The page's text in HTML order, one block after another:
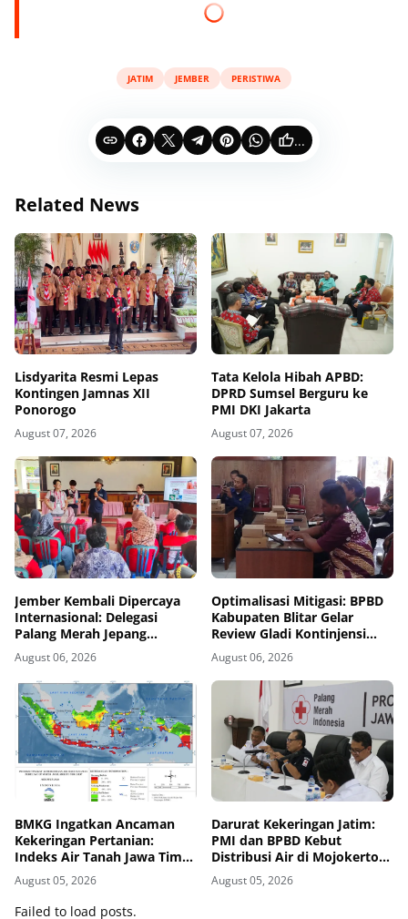
JATIM JEMBER PERISTIWA
...
Related News
Lisdyarita Resmi Lepas
Kontingen Jamnas XII
Ponorogo
August 07, 2026
Tata Kelola Hibah APBD:
DPRD Sumsel Berguru ke
PMI DKI Jakarta
August 07, 2026
Jember Kembali Dipercaya
Internasional: Delegasi
Palang Merah Jepang
Perkuat Kesiapsiagaan
Bencana di Kawasan Pesisir
dan Sekolah
August 06, 2026
Optimalisasi Mitigasi: BPBD
Kabupaten Blitar Gelar
Review Gladi Kontinjensi
Erupsi Gunung Kelud
August 06, 2026
BMKG Ingatkan Ancaman
Kekeringan Pertanian:
Indeks Air Tanah Jawa Timur
Agustus 2026 Masuk
Kategori Kurang
August 05, 2026
Darurat Kekeringan Jatim:
PMI dan BPBD Kebut
Distribusi Air di Mojokerto-
Pasuruan
August 05, 2026
Failed to load posts.